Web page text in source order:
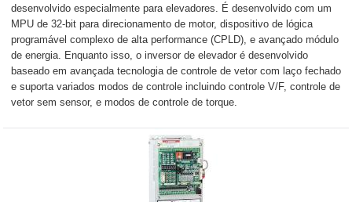
desenvolvido especialmente para elevadores. É desenvolvido com um
MPU de 32-bit para direcionamento de motor, dispositivo de lógica
programável complexo de alta performance (CPLD), e avançado módulo
de energia. Enquanto isso, o inversor de elevador é desenvolvido
baseado em avançada tecnologia de controle de vetor com laço fechado
e suporta variados modos de controle incluindo controle V/F, controle de
vetor sem sensor, e modos de controle de torque.